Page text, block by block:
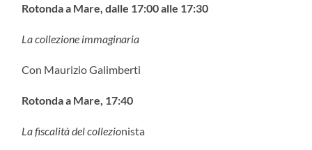
Rotonda a Mare,dalle 17:00 alle 17:30
La collezione immaginaria
Con Maurizio Galimberti
Rotonda a Mare, 17:40
La fiscalità del collezionista